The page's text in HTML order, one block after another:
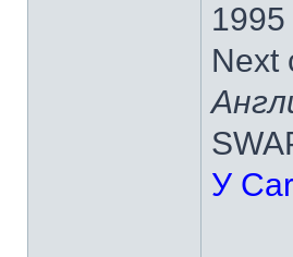
1995
Next
У